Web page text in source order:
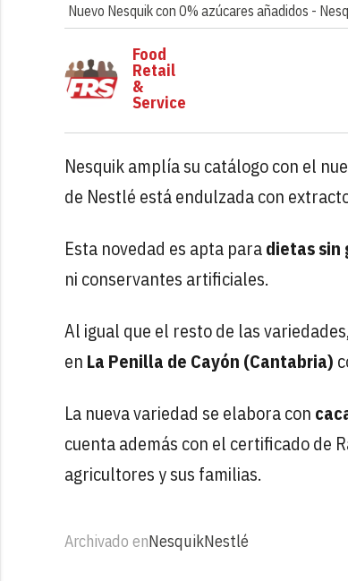
Nuevo Nesquik con 0% azúcares añadidos -
Food
Retail
&
Service
Nesquik amplía su catálogo con el
de Nestlé está endulzada con
Esta novedad es apta paradietas sin
ni conservantes artificiales.
Al igual que el resto de las
en La Penilla de Cayón (Cantabria)
La nueva variedad se elabora con
cuenta además con el certificado de
agricultores y sus familias.
Archivado enNesquikNestlé